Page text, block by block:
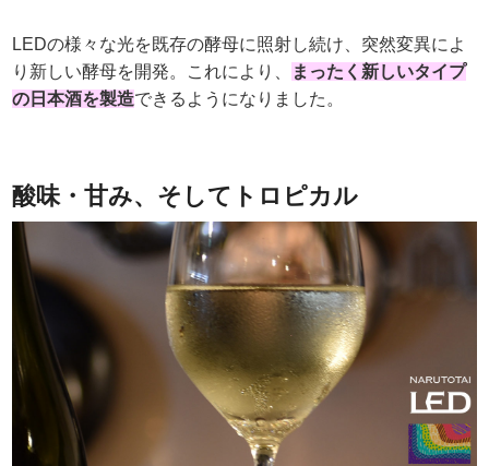
LEDの様々な光を既存の酵母に照射し続け、突然変異によ
り新しい酵母を開発。これにより、
まったく新しいタイプ
の日本酒を製造できるようになりました。
酸味・甘み、そしてトロピカル